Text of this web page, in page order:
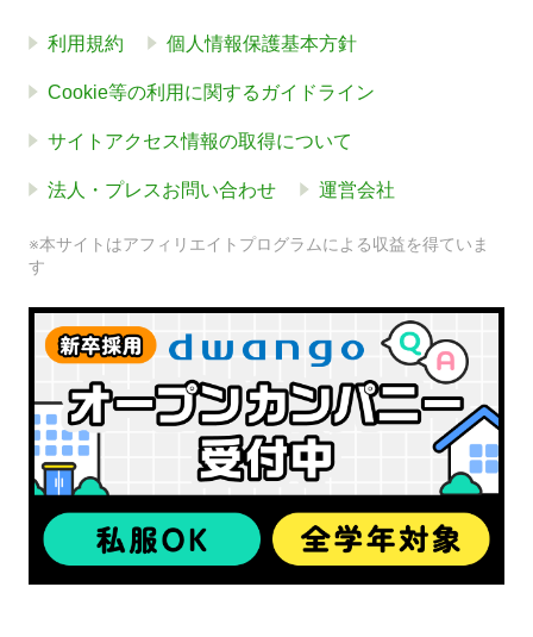
利用規約 個人情報保護基本方針
Cookie等の利用に関するガイドライン
サイトアクセス情報の取得について
法人・プレスお問い合わせ 運営会社
※本サイトはアフィリエイトプログラムによる収益を得ていま
す